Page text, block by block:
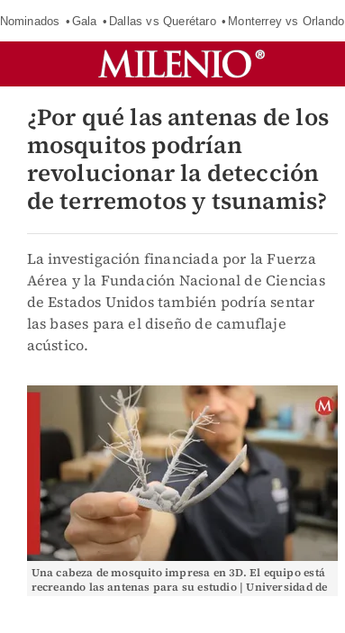
Nominados Gala Dallas vs Querétaro Monterrey vs Orlando
¿Por qué las antenas de los
mosquitos podrían
revolucionar la detección
de terremotos y tsunamis?
La investigación financiada por la Fuerza
Aérea y la Fundación Nacional de Ciencias
de Estados Unidos también podría sentar
las bases para el diseño de camuflaje
acústico.
Una cabeza de mosquito impresa en 3D. El equipo está
recreando las antenas para su estudio | Universidad de